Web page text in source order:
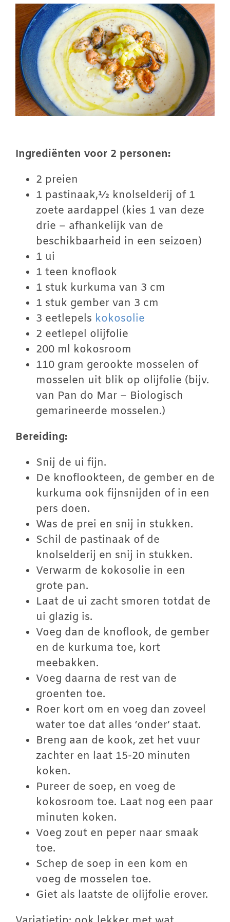
Winkelwagen
Contact
Inloggen
Ingrediënten voor 2 personen:
2 preien
1 pastinaak,½ knolselderij of 1
zoete aardappel (kies 1 van deze
drie – afhankelijk van de
beschikbaarheid in een seizoen)
1 ui
1 teen knoflook
1 stuk kurkuma van 3 cm
1 stuk gember van 3 cm
3 eetlepels kokosolie
2 eetlepel olijfolie
200 ml kokosroom
110 gram gerookte mosselen of
mosselen uit blik op olijfolie (bijv.
van Pan do Mar – Biologisch
gemarineerde mosselen.)
Bereiding:
Snij de ui fijn.
De knoflookteen, de gember en de
kurkuma ook fijnsnijden of in een
pers doen.
Was de prei en snij in stukken.
Schil de pastinaak of de
knolselderij en snij in stukken.
Verwarm de kokosolie in een
grote pan.
Laat de ui zacht smoren totdat de
ui glazig is.
Voeg dan de knoflook, de gember
en de kurkuma toe, kort
meebakken.
Voeg daarna de rest van de
groenten toe.
Roer kort om en voeg dan zoveel
water toe dat alles ‘onder’ staat.
Breng aan de kook, zet het vuur
zachter en laat 15-20 minuten
koken.
Pureer de soep, en voeg de
kokosroom toe. Laat nog een paar
minuten koken.
Voeg zout en peper naar smaak
toe.
Schep de soep in een kom en
voeg de mosselen toe.
Giet als laatste de olijfolie erover.